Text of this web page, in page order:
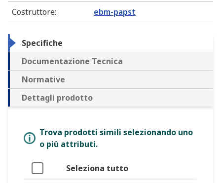
Costruttore: ebm-papst
Specifiche
Documentazione Tecnica
Normative
Dettagli prodotto
Trova prodotti simili selezionando uno
o più attributi.
Seleziona tutto